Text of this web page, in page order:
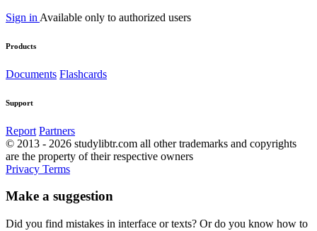
Sign in Available only to authorized users
Products
Documents Flashcards
Support
Report Partners
© 2013 - 2026 studylibtr.com all other trademarks and copyrights
are the property of their respective owners
Privacy Terms
Make a suggestion
Did you find mistakes in interface or texts? Or do you know how to